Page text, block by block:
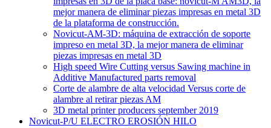
mejor manera de eliminar piezas impresas en metal 3D
de la plataforma de construcción.
Novicut-AM-3D: máquina de extracción de soporte
impreso en metal 3D, la mejor manera de eliminar
piezas impresas en metal 3D
High speed Wire Cutting versus Sawing machine in
Additive Manufactured parts removal
Corte de alambre de alta velocidad Versus corte de
alambre al retirar piezas AM
3D metal printer producers september 2019
Novicut-P/U ELECTRO EROSIÓN HILO